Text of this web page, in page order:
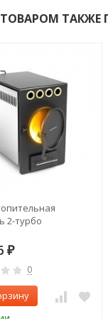
ТАКЖЕ
2-турбо
₽
0